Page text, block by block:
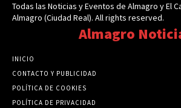
Todas las Noticias y Eventos de Almagro y El
Almagro (Ciudad Real). All rights reserved.
Almagro
INICIO
CONTACTO Y PUBLICIDAD
POLÍTICA DE COOKIES
POLÍTICA DE PRIVACIDAD